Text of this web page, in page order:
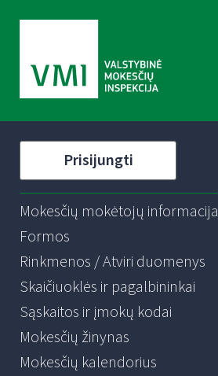
Prisijungti
Mokesčių mokėtojų informacija
Formos
Rinkmenos / Atviri duomenys
Skaičiuoklės ir pagalbininkai
Sąskaitos ir įmokų kodai
Mokesčių žinynas
Mokesčių kalendorius